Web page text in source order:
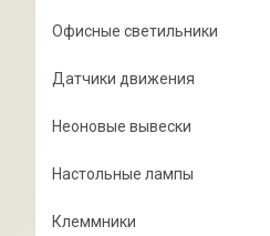
Офисные светильники
Датчики движения
Неоновые вывески
Настольные лампы
Клеммники